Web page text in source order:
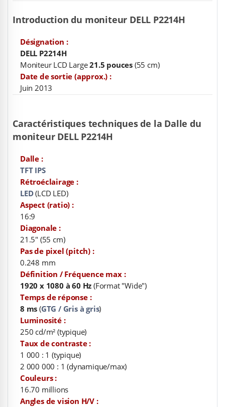
Introduction du moniteur DELL P2214H
Désignation :
DELL P2214H
Moniteur LCD Large21.5 pouces (55 cm)
Date de sortie (approx.) :
Juin 2013
Caractéristiques techniques de la Dalle du
moniteur DELL P2214H
Dalle :
TFT IPS
Rétroéclairage :
LED(LCD LED)
Aspect (ratio) :
16:9
Diagonale :
21.5" (55 cm)
Pas de pixel (pitch) :
0.248 mm
Définition / Fréquence max :
1920 x 1080 à 60 Hz (Format "Wide")
Temps de réponse :
8 ms (GTG / Gris à gris)
Luminosité :
250 cd/m² (typique)
Taux de contraste :
1 000 : 1 (typique)
2 000 000 : 1 (dynamique/max)
Couleurs :
16.70 millions
Angles de vision H/V :